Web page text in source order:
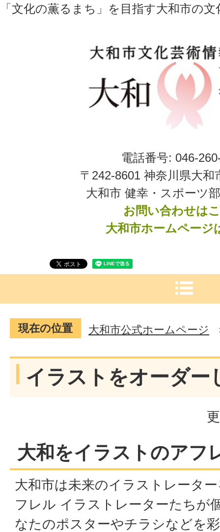
「文化の薫るまち」を目指す大和市の
電話番号: 046-
〒242-8601 神奈川県大和
大和市 健幸・スポーツ
お問い合わせは
大和市ホームページ
現在の位置 大和市公式ホームページ
イラストをオーダー
大和をイラストのアフ
大和市は未来のイラストレータ
フレル イラストレーターたちが
なたのポスターやチラシなどを